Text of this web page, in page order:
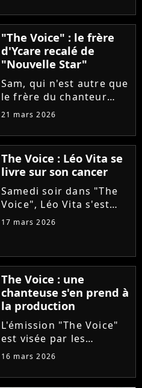
par une artiste d'origine
italienne, tout comme
elle. Agacée, la
chanteuse a réglé ses...
"The Voice" : le frère
d'Ycare recalé de
"Nouvelle Star"
Sam, qui n'est autre que
le frère du chanteur
Ycare, a rejoint
grâce à Florent Pagny
lors de la deuxième
soirée des auditions à
l'aveugle. Une revanche
pour...
21 mars 2026
The Voice : Léo Vita se
livre sur son cancer
Samedi soir dans "The
Voice", Léo Vita s'est
présenté aux auditions
"Animaux fragiles" de
Ycare et Zaz, le jeune
talent de 25 ans a su...
17 mars 2026
The Voice : une
chanteuse s'en prend à
la production
L'émission "The Voice"
est visée par les
critiques de la
dénonce l'utilisation
16 mars 2026